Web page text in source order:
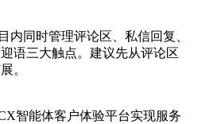
内同时管理评论区、私信回复、
语三大触点。建议先从评论区
。
智能体客户体验平台实现服务